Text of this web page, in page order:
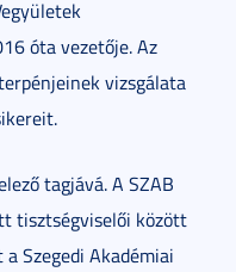
óta vezetője. Az
vizsgálata
tagjává. A SZAB
tisztségviselői között
Szegedi Akadémiai